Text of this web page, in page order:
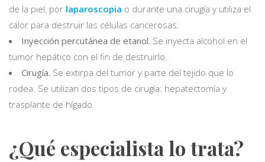
de la piel, por laparoscopia o durante una cirugía y utiliza el
calor para destruir las células cancerosas.
Inyección percutánea de etanol. Se inyecta alcohol en el
tumor hepático con el fin de destruirlo.
Cirugía. Se extirpa del tumor y parte del tejido que lo
rodea. Se utilizan dos tipos de cirugía: hepatectomía y
trasplante de hígado.
¿Qué especialista lo trata?